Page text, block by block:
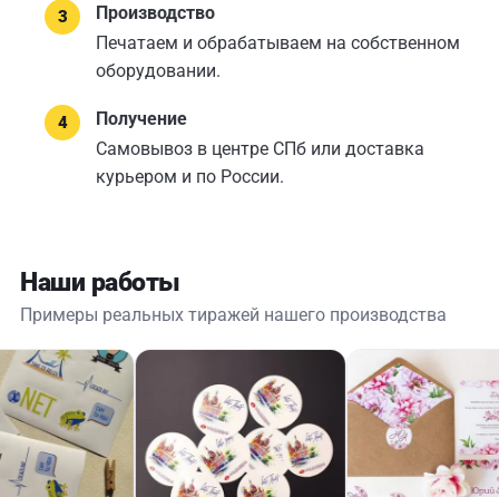
Производство
Печатаем и обрабатываем на собственном
оборудовании.
Получение
Самовывоз в центре СПб или доставка
курьером и по России.
Наши работы
Примеры реальных тиражей нашего производства